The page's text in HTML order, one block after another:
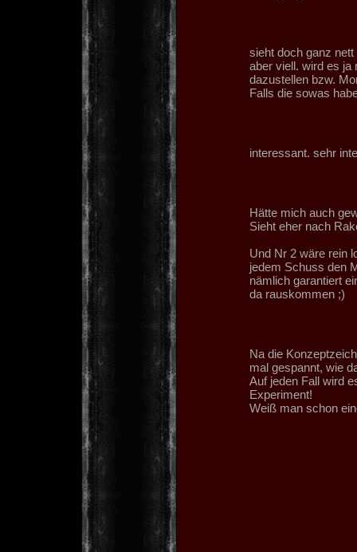
sieht doch ganz nett
aber viell. wird es ja
dazustellen bzw.
Falls die sowas
interessant. sehr
Hätte mich auch
Sieht eher nach
Und Nr 2 wäre rein
jedem Schuss den
nämlich garantiert
da rauskommen ;)
Na die
mal gespannt, wie
Auf jeden Fall wird
Experiment!
Weiß man schon